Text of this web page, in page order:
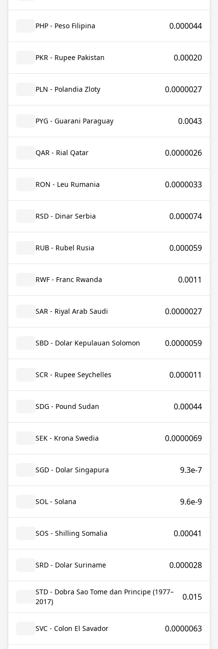
PHP - Peso Filipina 0.000044
PKR - Rupee Pakistan 0.00020
PLN - Polandia Zloty 0.0000027
PYG - Guarani Paraguay 0.0043
QAR - Rial Qatar 0.0000026
RON - Leu Rumania 0.0000033
RSD - Dinar Serbia 0.000074
RUB - Rubel Rusia 0.000059
RWF - Franc Rwanda 0.0011
SAR - Riyal Arab Saudi 0.0000027
SBD - Dolar Kepulauan Solomon 0.0000059
SCR - Rupee Seychelles 0.000011
SDG - Pound Sudan 0.00044
SEK - Krona Swedia 0.0000069
SGD - Dolar Singapura 9.3e-7
SOL - Solana 9.6e-9
SOS - Shilling Somalia 0.00041
SRD - Dolar Suriname 0.000028
STD - Dobra Sao Tome dan Principe (1977–
2017)
0.015
SVC - Colon El Savador 0.0000063